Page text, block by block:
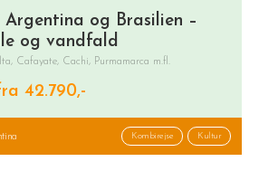
Argentina og Brasilien –
og vandfald
Cafayate, Cachi, Purmamarca m.fl.
42.790,-
Kombirejse Kultur